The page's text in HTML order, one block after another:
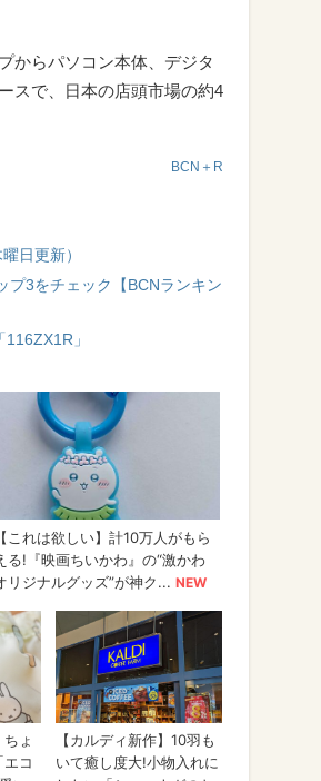
からパソコン本体、デジタ
スで、日本の店頭市場の約4
BCN＋R
日更新）
プ3をチェック【BCNランキン
」